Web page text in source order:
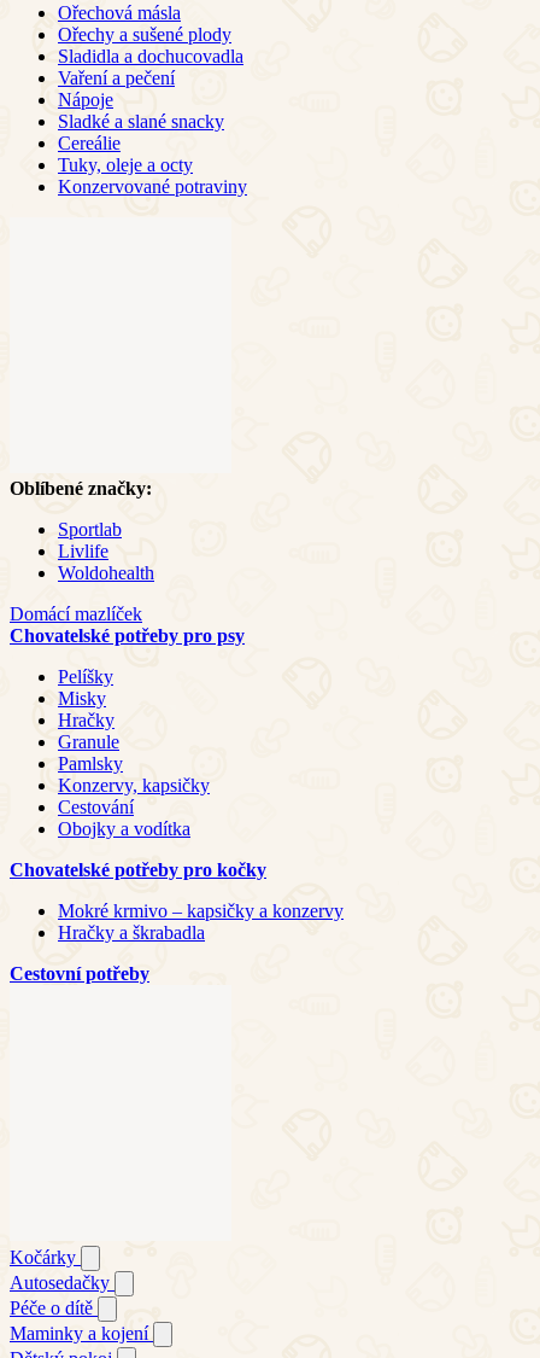
Ořechová másla
Ořechy a sušené plody
Sladidla a dochucovadla
Vaření a pečení
Nápoje
Sladké a slané snacky
Cereálie
Tuky, oleje a octy
Konzervované potraviny
Oblíbené značky:
Sportlab
Livlife
Woldohealth
Domácí mazlíček
Chovatelské potřeby pro psy
Pelíšky
Misky
Hračky
Granule
Pamlsky
Konzervy, kapsičky
Cestování
Obojky a vodítka
Chovatelské potřeby pro kočky
Mokré krmivo – kapsičky a konzervy
Hračky a škrabadla
Cestovní potřeby
Kočárky
Autosedačky
Péče o dítě
Maminky a kojení